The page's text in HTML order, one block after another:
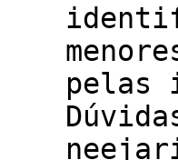
pelas